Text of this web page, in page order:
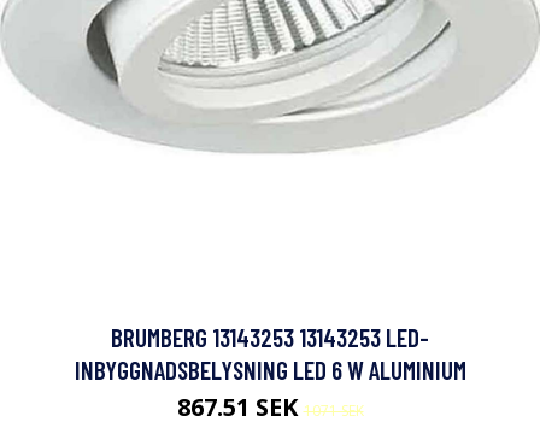
BRUMBERG 13143253 13143253 LED-
INBYGGNADSBELYSNING LED 6 W ALUMINIUM
867.51 SEK1071 SEK